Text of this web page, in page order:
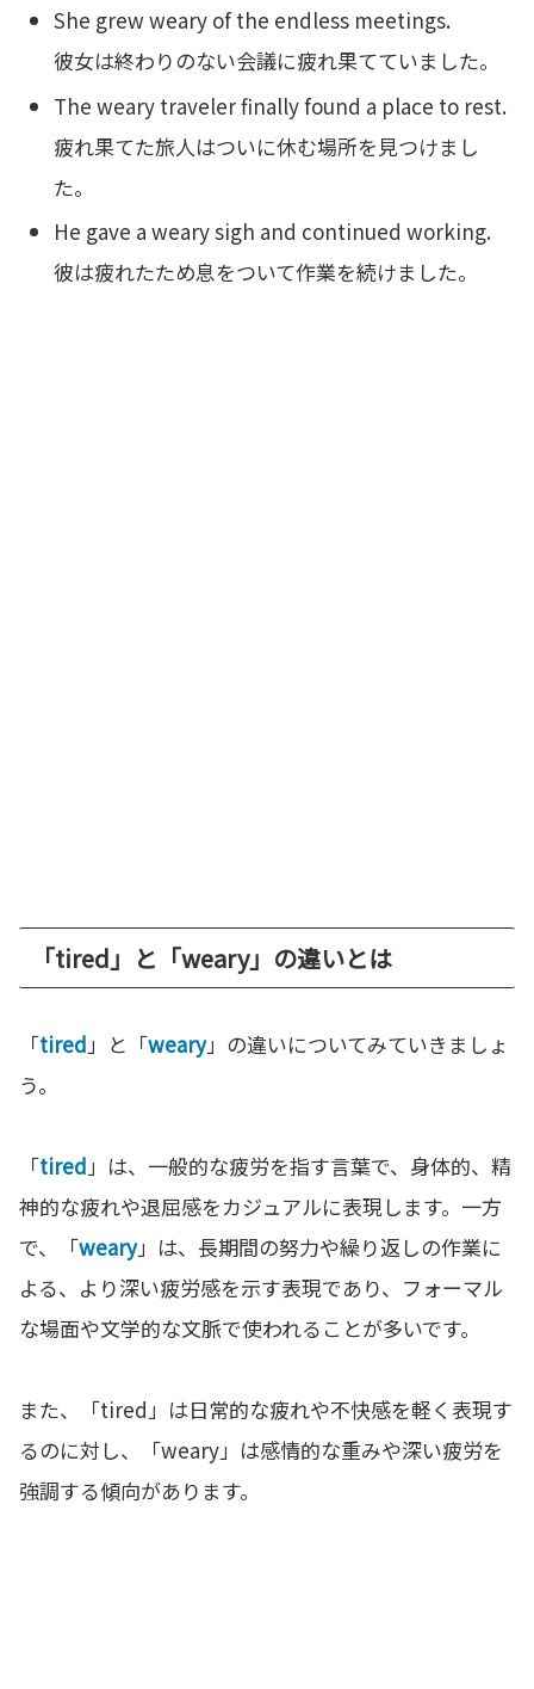
She grew weary of the endless meetings.
彼女は終わりのない会議に疲れ果てていました。
The weary traveler finally found a place to rest.
疲れ果てた旅人はついに休む場所を見つけまし
た。
He gave a weary sigh and continued working.
彼は疲れたため息をついて作業を続けました。
「tired」と「weary」の違いとは
「tired」と「weary」の違いについてみていきましょ
う。
「tired」は、一般的な疲労を指す言葉で、身体的、精
神的な疲れや退屈感をカジュアルに表現します。一方
で、「weary」は、長期間の努力や繰り返しの作業に
よる、より深い疲労感を示す表現であり、フォーマル
な場面や文学的な文脈で使われることが多いです。
また、「tired」は日常的な疲れや不快感を軽く表現す
るのに対し、「weary」は感情的な重みや深い疲労を
強調する傾向があります。